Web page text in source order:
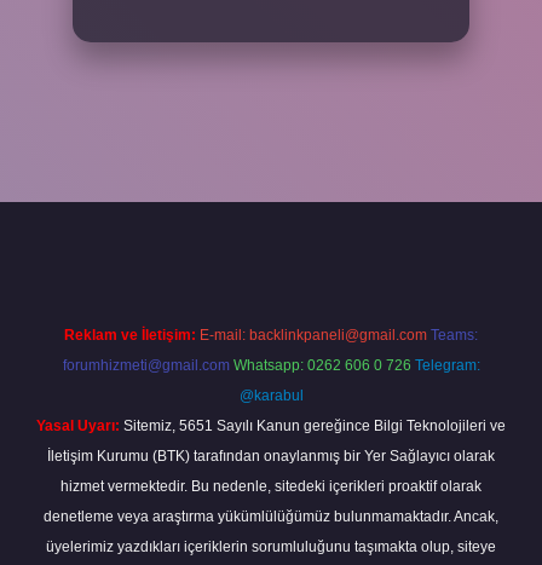
Reklam ve İletişim: E-mail: backlinkpaneli@gmail.com Teams:
forumhizmeti@gmail.com Whatsapp: 0262 606 0 726 Telegram:
@karabul
Yasal Uyarı: Sitemiz, 5651 Sayılı Kanun gereğince Bilgi Teknolojileri ve
İletişim Kurumu (BTK) tarafından onaylanmış bir Yer Sağlayıcı olarak
hizmet vermektedir. Bu nedenle, sitedeki içerikleri proaktif olarak
denetleme veya araştırma yükümlülüğümüz bulunmamaktadır. Ancak,
üyelerimiz yazdıkları içeriklerin sorumluluğunu taşımakta olup, siteye